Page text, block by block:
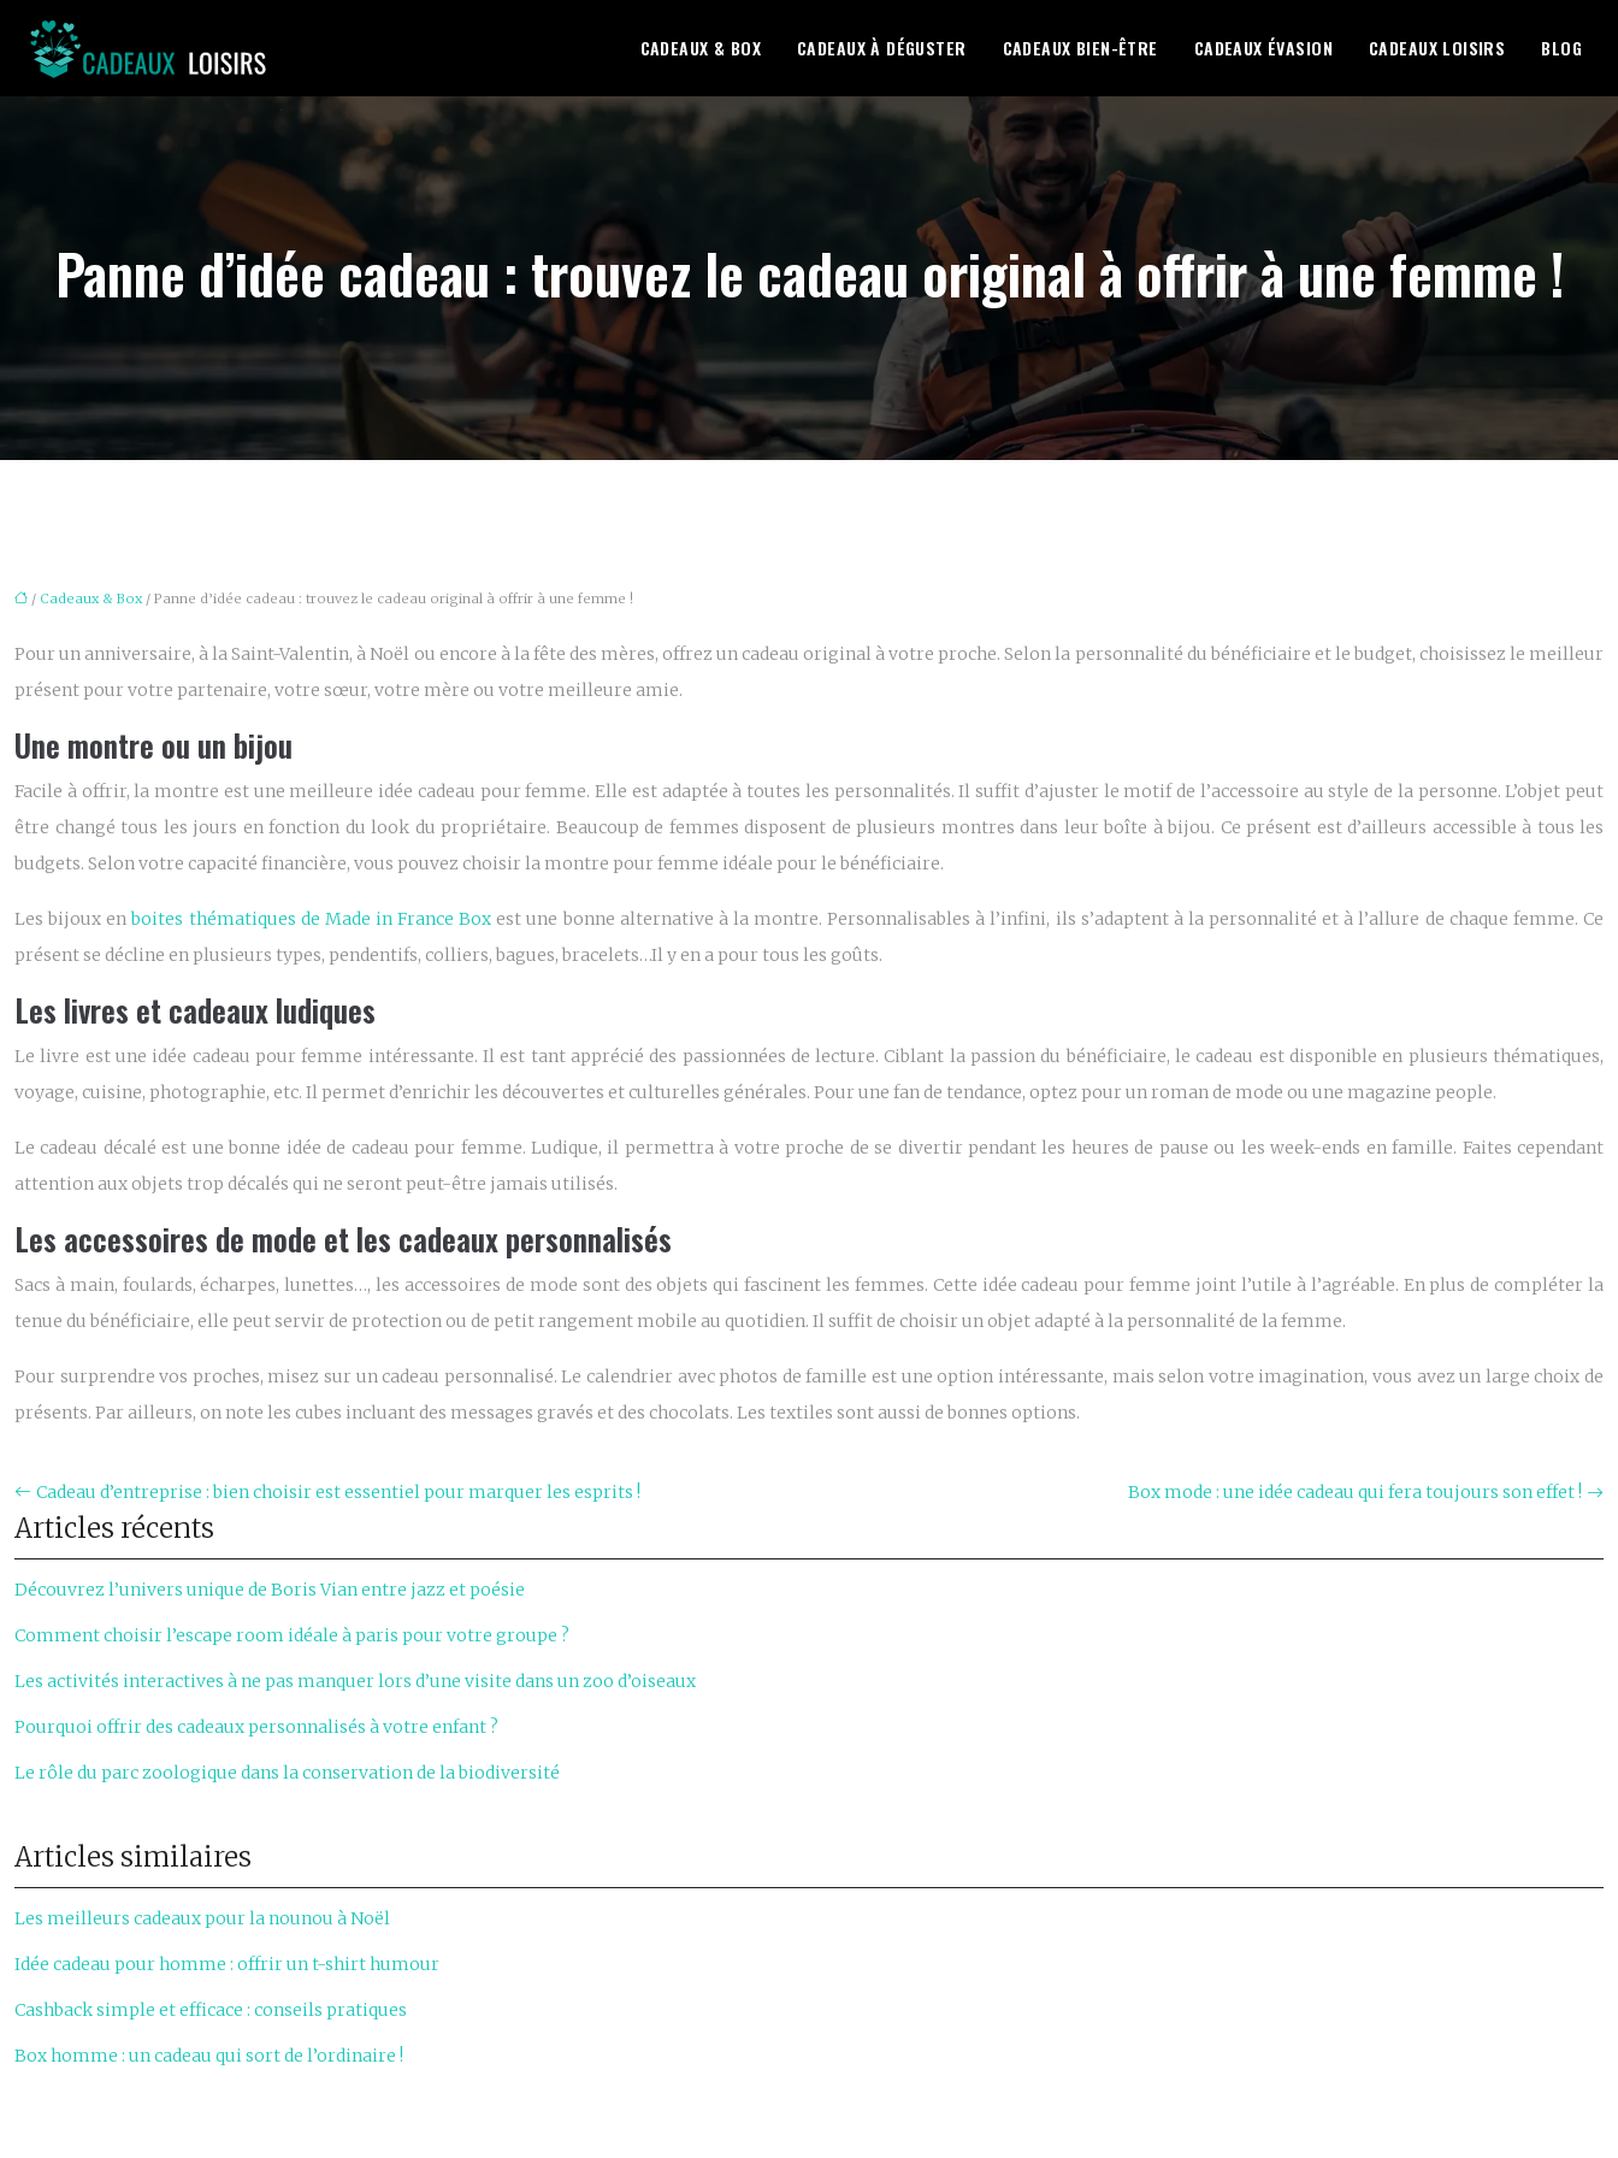
CADEAUX & BOX CADEAUX À DÉGUSTER CADEAUX BIEN-ÊTRE CADEAUX ÉVASION CADEAUX LOISIRS BLOG
Panne d’idée cadeau : trouvez le cadeau original à offrir à une femme !
/ Cadeaux & Box/ Panne d’idée cadeau : trouvez le cadeau original à offrir à une femme !
Pour un anniversaire, à la Saint-Valentin, à Noël ou encore à la fête des mères, offrez un cadeau original à votre proche. Selon la personnalité du bénéficiaire et le budget, choisissez le meilleur
présent pour votre partenaire, votre sœur, votre mère ou votre meilleure amie.
Une montre ou un bijou
Facile à offrir, la montre est une meilleure idée cadeau pour femme. Elle est adaptée à toutes les personnalités. Il suffit d’ajuster le motif de l’accessoire au style de la personne. L’objet peut
être changé tous les jours en fonction du look du propriétaire. Beaucoup de femmes disposent de plusieurs montres dans leur boîte à bijou. Ce présent est d’ailleurs accessible à tous les
budgets. Selon votre capacité financière, vous pouvez choisir la montre pour femme idéale pour le bénéficiaire.
Les bijoux enboites thématiques de Made in France Box est une bonne alternative à la montre. Personnalisables à l’infini, ils s’adaptent à la personnalité et à l’allure de chaque femme. Ce
présent se décline en plusieurs types, pendentifs, colliers, bagues, bracelets…Il y en a pour tous les goûts.
Les livres et cadeaux ludiques
Le livre est une idée cadeau pour femme intéressante. Il est tant apprécié des passionnées de lecture. Ciblant la passion du bénéficiaire, le cadeau est disponible en plusieurs thématiques,
voyage, cuisine, photographie, etc. Il permet d’enrichir les découvertes et culturelles générales. Pour une fan de tendance, optez pour un roman de mode ou une magazine people.
Le cadeau décalé est une bonne idée de cadeau pour femme. Ludique, il permettra à votre proche de se divertir pendant les heures de pause ou les week-ends en famille. Faites cependant
attention aux objets trop décalés qui ne seront peut-être jamais utilisés.
Les accessoires de mode et les cadeaux personnalisés
Sacs à main, foulards, écharpes, lunettes…, les accessoires de mode sont des objets qui fascinent les femmes. Cette idée cadeau pour femme joint l’utile à l’agréable. En plus de compléter la
tenue du bénéficiaire, elle peut servir de protection ou de petit rangement mobile au quotidien. Il suffit de choisir un objet adapté à la personnalité de la femme.
Pour surprendre vos proches, misez sur un cadeau personnalisé. Le calendrier avec photos de famille est une option intéressante, mais selon votre imagination, vous avez un large choix de
présents. Par ailleurs, on note les cubes incluant des messages gravés et des chocolats. Les textiles sont aussi de bonnes options.
Cadeau d’entreprise : bien choisir est essentiel pour marquer les esprits ! Box mode : une idée cadeau qui fera toujours son effet !
Articles récents
Découvrez l’univers unique de Boris Vian entre jazz et poésie
Comment choisir l’escape room idéale à paris pour votre groupe ?
Les activités interactives à ne pas manquer lors d’une visite dans un zoo d’oiseaux
Pourquoi offrir des cadeaux personnalisés à votre enfant ?
Le rôle du parc zoologique dans la conservation de la biodiversité
Articles similaires
Les meilleurs cadeaux pour la nounou à Noël
Idée cadeau pour homme : offrir un t-shirt humour
Cashback simple et efficace : conseils pratiques
Box homme : un cadeau qui sort de l’ordinaire !